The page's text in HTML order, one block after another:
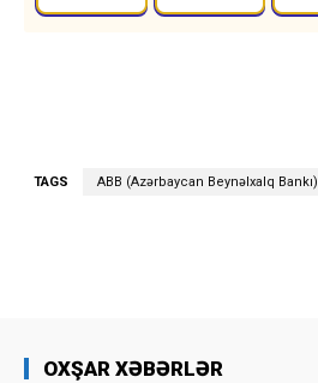
TAGS ABB (Azərbaycan Beynəlxalq Bankı)
OXŞAR XƏBƏRLƏR